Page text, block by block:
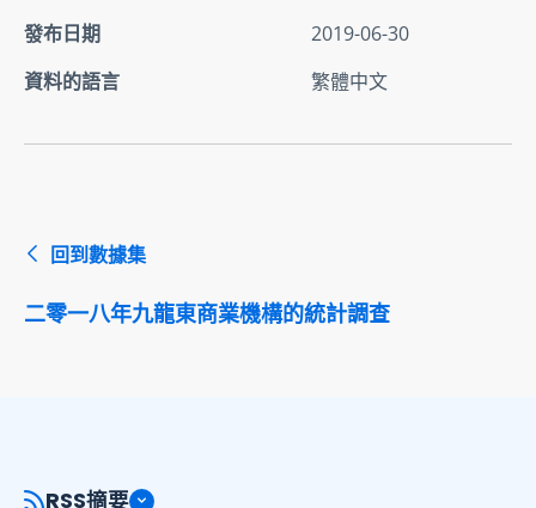
發布日期
2019-06-30
資料的語言
繁體中文
回到數據集
二零一八年九龍東商業機構的統計調查
RSS摘要